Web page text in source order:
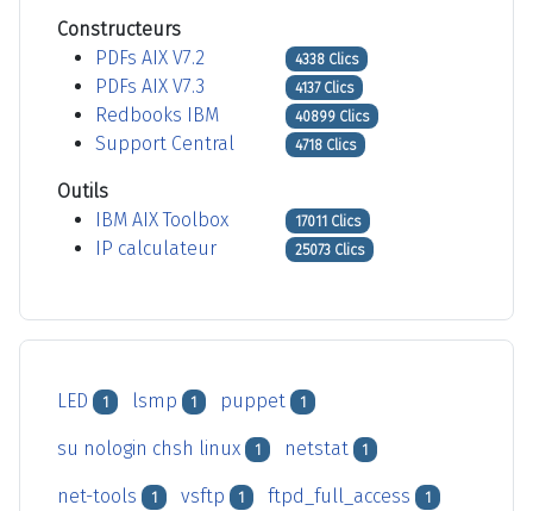
Constructeurs
PDFs AIX V7.2
4338 Clics
PDFs AIX V7.3 4137 Clics
Redbooks IBM 40899 Clics
Support Central 4718 Clics
Outils
IBM AIX Toolbox
17011 Clics
IP calculateur 25073 Clics
LED 1 lsmp 1 puppet 1
su nologin chsh linux 1 netstat 1
net-tools 1 vsftp 1 ftpd_full_access 1